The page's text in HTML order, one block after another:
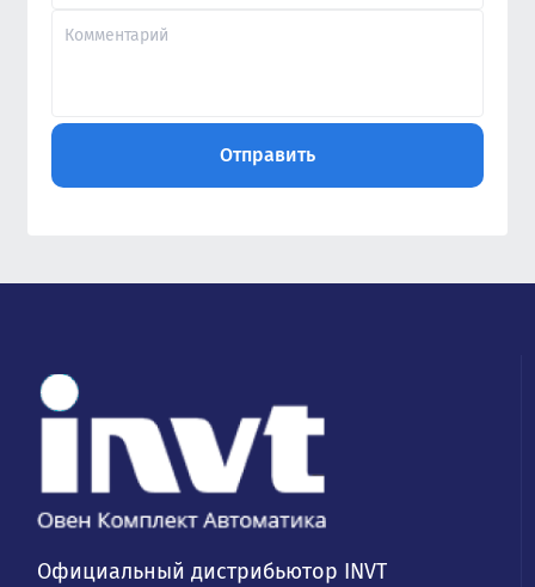
Официальный дистрибьютор INVT